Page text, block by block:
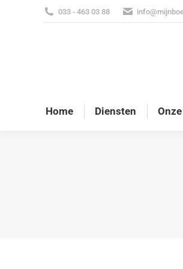
033 - 463 03 88
Home Diensten